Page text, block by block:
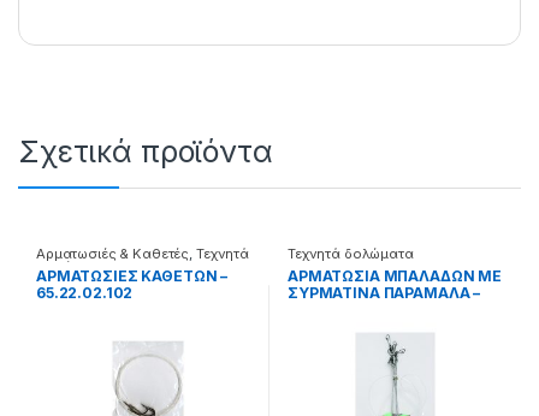
Σχετικά προϊόντα
Αρματωσιές & Καθετές Τεχνητά
δολώματα
ΑΡΜΑΤΩΣΙΕΣ ΚΑΘΕΤΩΝ –
65.22.02.102
Τεχνητά δολώματα
ΑΡΜΑΤΩΣΙΑ ΜΠΑΛΑΔΩΝ ΜΕ
ΣΥΡΜΑΤΙΝΑ ΠΑΡΑΜΑΛΑ –